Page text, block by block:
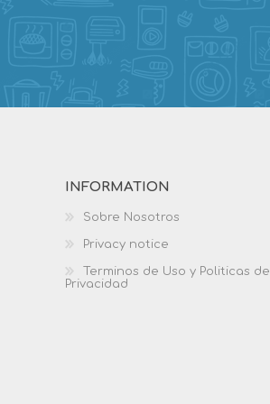
INFORMATION
Sobre Nosotros
Privacy notice
Terminos de Uso y Politicas de
Privacidad